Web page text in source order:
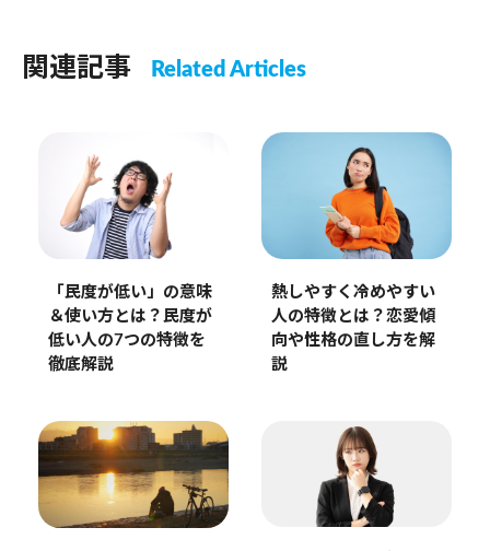
関連記事 Related Articles
「民度が低い」の意味
＆使い方とは？民度が
低い人の7つの特徴を
徹底解説
熱しやすく冷めやすい
人の特徴とは？恋愛傾
向や性格の直し方を解
説